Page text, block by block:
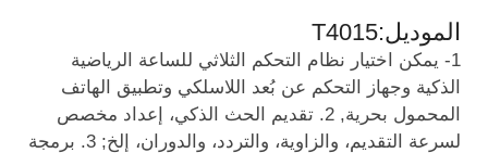
الموديل:T4015
1- يمكن اختيار نظام التحكم الثلاثي للساعة الرياضية
الذكية وجهاز التحكم عن بُعد اللاسلكي وتطبيق الهاتف
المحمول بحرية, 2. تقديم الحث الذكي، إعداد مخصص
لسرعة التقديم، والزاوية، والتردد، والدوران، إلخ; 3. برمجة